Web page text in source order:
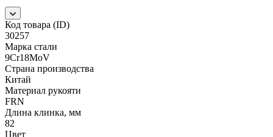
Код товара (ID)
30257
Марка стали
9Cr18MoV
Страна производства
Китай
Материал рукояти
FRN
Длина клинка, мм
82
Цвет